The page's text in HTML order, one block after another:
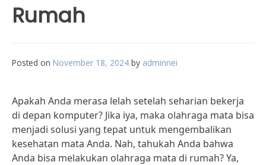
Rumah
Posted on November 18, 2024 by adminnei
Apakah Anda merasa lelah setelah seharian bekerja
di depan komputer? Jika iya, maka olahraga mata bisa
menjadi solusi yang tepat untuk mengembalikan
kesehatan mata Anda. Nah, tahukah Anda bahwa
Anda bisa melakukan olahraga mata di rumah? Ya,